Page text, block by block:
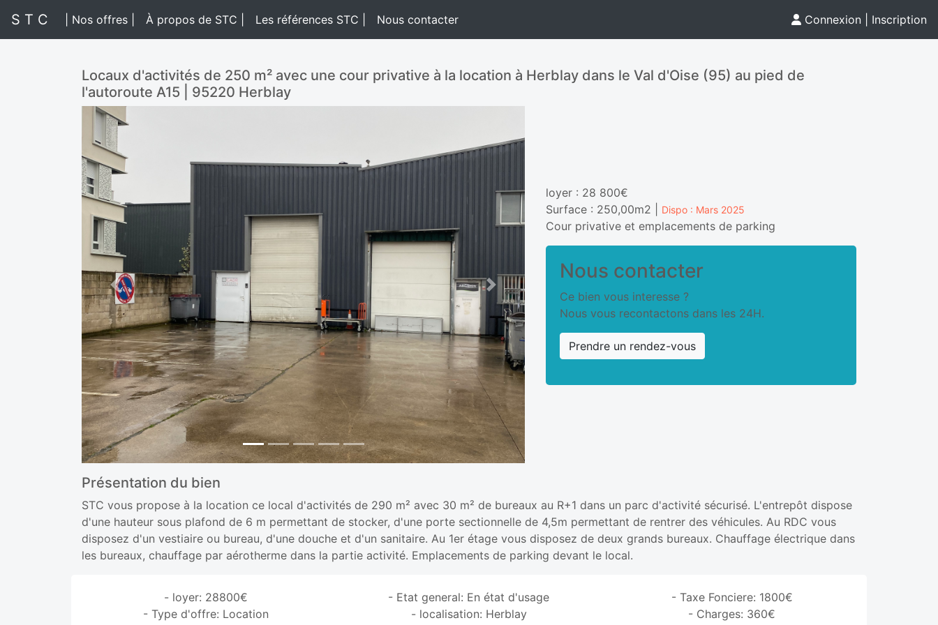
S T C | Nos offres | À propos de STC | Les références STC | Nous contacter Connexion Inscription
Locaux d'activités de 250 m² avec une cour privative à la location à Herblay dans le Val d'Oise (95) au pied de
l'autoroute A15 | 95220 Herblay
Previous Next
loyer : 28 800€
Surface : 250,00m2 |
Dispo : Mars 2025
Cour privative et emplacements de parking
Nous contacter
Ce bien vous interesse ?
Nous vous recontactons dans les 24H.
Prendre un rendez-vous
Présentation du bien
STC vous propose à la location ce local d'activités de 290 m² avec 30 m² de bureaux au R+1 dans un parc d'activité sécurisé. L'entrepôt dispose
d'une hauteur sous plafond de 6 m permettant de stocker, d'une porte sectionnelle de 4,5m permettant de rentrer des véhicules. Au RDC vous
disposez d'un vestiaire ou bureau, d'une douche et d'un sanitaire. Au 1er étage vous disposez de deux grands bureaux. Chauffage électrique dans
les bureaux, chauffage par aérotherme dans la partie activité. Emplacements de parking devant le local.
- loyer: 28800€
- Type d'offre: Location
- Etat general: En état d'usage
- localisation: Herblay
- Taxe Fonciere: 1800€
- Charges: 360€